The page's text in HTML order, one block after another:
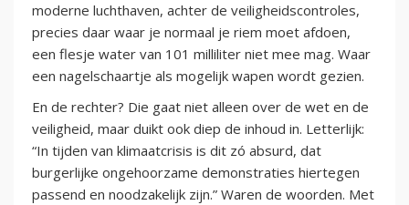
moderne luchthaven, achter de veiligheidscontroles,
precies daar waar je normaal je riem moet afdoen,
een flesje water van 101 milliliter niet mee mag. Waar
een nagelschaartje als mogelijk wapen wordt gezien.
En de rechter? Die gaat niet alleen over de wet en de
veiligheid, maar duikt ook diep de inhoud in. Letterlijk:
“In tijden van klimaatcrisis is dit zó absurd, dat
burgerlijke ongehoorzame demonstraties hiertegen
passend en noodzakelijk zijn.” Waren de woorden. Met